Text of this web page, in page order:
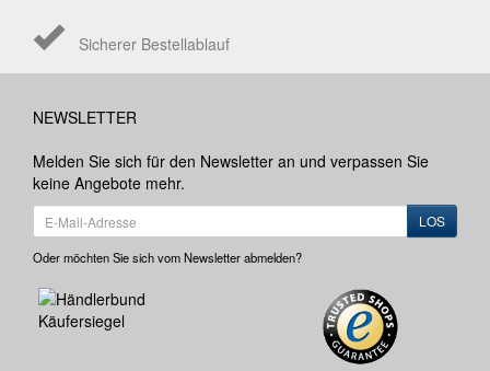
Sicherer Bestellablauf
NEWSLETTER
Melden Sie sich für den Newsletter an und verpassen Sie
keine Angebote mehr.
LOS
Oder möchten Sie sich vom Newsletter abmelden?